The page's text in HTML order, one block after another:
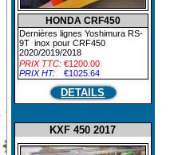
HONDA CRF450
Dernières lignes Yoshimura RS-
9T inox pour CRF450
2020/2019/2018
PRIX TTC: €1200.00
PRIX HT:
€1025.64
DETAILS
KXF 450 2017